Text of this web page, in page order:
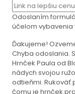
Odoslaním
účelom vybavenia
Ďakujeme!
Chyba odoslania.
Hrnček Paula od
nádych svojou
odtieňmi. Rukoväť
čomu je hrnček